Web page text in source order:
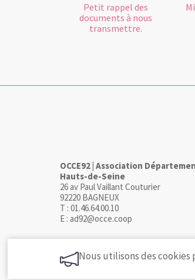
Petit rappel des
documents à nous
transmettre.
OCCE92 | Association
Hauts-de-Seine
26 av Paul Vaillant Couturier
92220 BAGNEUX
T : 01.46.64.00.10
E : ad92@occe.coop
Nous utilisons des